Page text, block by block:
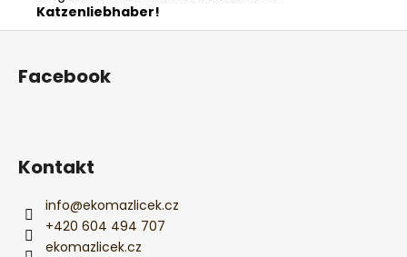
Katzenliebhaber!
F
Facebook
Kontakt
info@ekomazlicek.cz
+420 604 494 707
ekomazlicek.cz